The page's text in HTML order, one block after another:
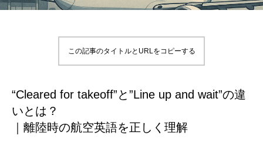
この記事のタイトルとURLをコピーする
“Cleared for takeoff”と”Line up and wait”の違
いとは？
｜離陸時の航空英語を正しく理解